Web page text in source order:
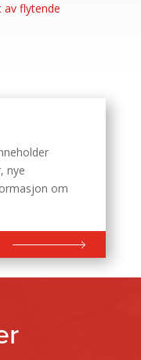
flytende
nye
om